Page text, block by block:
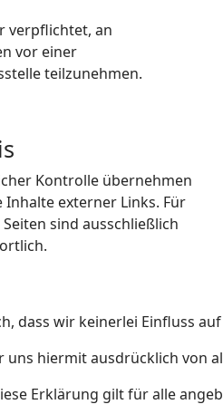
verpflichtet, an
vor einer
teilzunehmen.
Kontrolle übernehmen
externer Links. Für
sind ausschließlich
dass wir keinerlei Einfluss
uns hiermit ausdrücklich von
Erklärung gilt für alle